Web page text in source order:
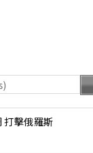
打擊俄羅斯